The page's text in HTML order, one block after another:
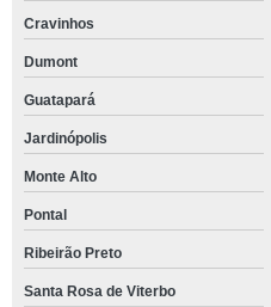
Cravinhos
Dumont
Guatapará
Jardinópolis
Monte Alto
Pontal
Ribeirão Preto
Santa Rosa de Viterbo